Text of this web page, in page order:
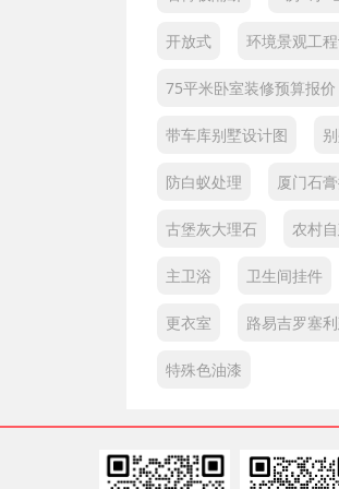
开放式 环境景观工
75平米卧室装修预算报价
带车库别墅设计图
防白蚁处理 厦门石
古堡灰大理石 农村
主卫浴 卫生间挂件
更衣室 路易吉罗塞
特殊色油漆